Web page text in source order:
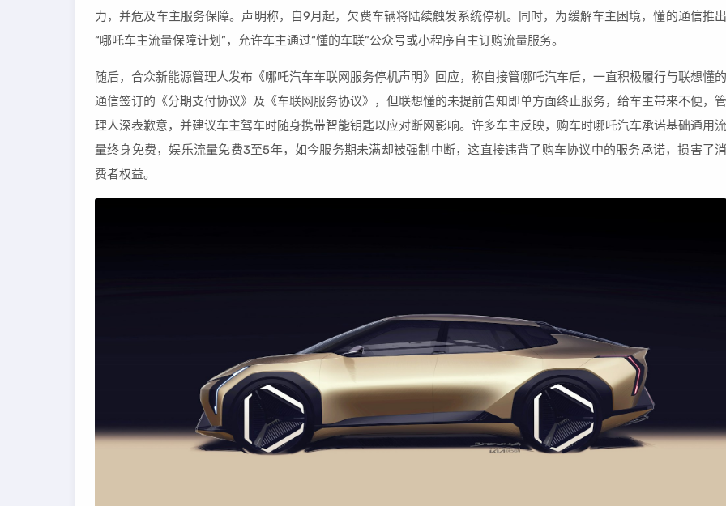
力，并危及车主服务保障。声明称，自9月起，欠费车辆将陆续触发系统停机。同时，为缓解车主困境，懂的通信推出
“哪吒车主流量保障计划”，允许车主通过“懂的车联”公众号或小程序自主订购流量服务。
随后，合众新能源管理人发布《哪吒汽车车联网服务停机声明》回应，称自接管哪吒汽车后，一直积极履行与联想懂的
通信签订的《分期支付协议》及《车联网服务协议》，但联想懂的未提前告知即单方面终止服务，给车主带来不便，管
理人深表歉意，并建议车主驾车时随身携带智能钥匙以应对断网影响。许多车主反映，购车时哪吒汽车承诺基础通用流
量终身免费，娱乐流量免费3至5年，如今服务期未满却被强制中断，这直接违背了购车协议中的服务承诺，损害了消
费者权益。